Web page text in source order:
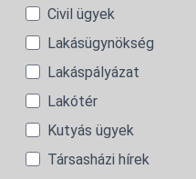
Civil ügyek
Lakásügynökség
Lakáspályázat
Lakótér
Kutyás ügyek
Társasházi hírek